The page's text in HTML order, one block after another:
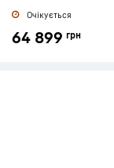
Очікується
64 899 грн